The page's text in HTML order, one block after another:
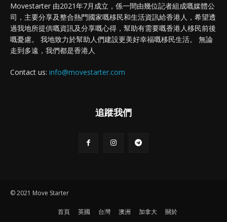
Movestarter 由2021年7月成立，係一間由幾位記者組成嘅媒體公
司，主要分享及整合熱門國家嘅移民和生活資訊給香港人，希望透
過我地所提供嘅資訊及分享嘅心得，幫助有需要嘅香港人移民前後
嘅憂慮。 我地致力於幫助人們建設更美好幸福嘅移民生活。 無論
走到多遠，我們都是香港人
Contact us: info@movestarter.com
追蹤我們
© 2021 Move Starter
首頁 英國 台灣 澳洲 加拿大 關於